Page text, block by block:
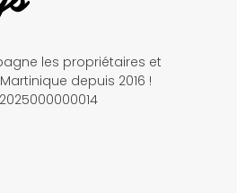
les propriétaires et
depuis 2016 !